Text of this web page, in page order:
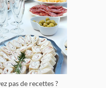
pas de recettes ?